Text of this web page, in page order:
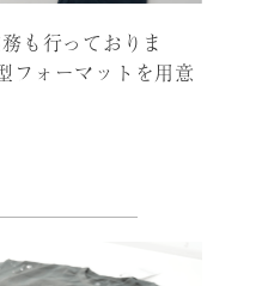
も行っておりま
フォーマットを用意